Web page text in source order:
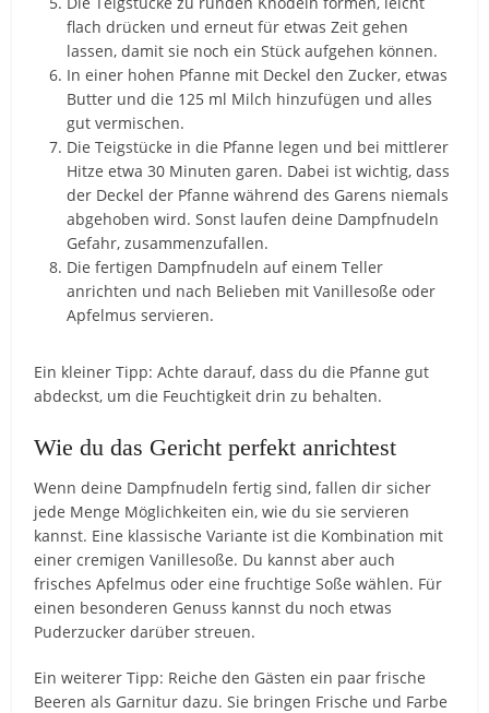
flach drücken und erneut für etwas Zeit gehen
lassen, damit sie noch ein Stück aufgehen können.
In einer hohen Pfanne mit Deckel den Zucker, etwas
Butter und die 125 ml Milch hinzufügen und alles
gut vermischen.
Die Teigstücke in die Pfanne legen und bei mittlerer
Hitze etwa 30 Minuten garen. Dabei ist wichtig, dass
der Deckel der Pfanne während des Garens niemals
abgehoben wird. Sonst laufen deine Dampfnudeln
Gefahr, zusammenzufallen.
Die fertigen Dampfnudeln auf einem Teller
anrichten und nach Belieben mit Vanillesoße oder
Apfelmus servieren.
Ein kleiner Tipp: Achte darauf, dass du die Pfanne gut
abdeckst, um die Feuchtigkeit drin zu behalten.
Wie du das Gericht perfekt anrichtest
Wenn deine Dampfnudeln fertig sind, fallen dir sicher
jede Menge Möglichkeiten ein, wie du sie servieren
kannst. Eine klassische Variante ist die Kombination mit
einer cremigen Vanillesoße. Du kannst aber auch
frisches Apfelmus oder eine fruchtige Soße wählen. Für
einen besonderen Genuss kannst du noch etwas
Puderzucker darüber streuen.
Ein weiterer Tipp: Reiche den Gästen ein paar frische
Beeren als Garnitur dazu. Sie bringen Frische und Farbe